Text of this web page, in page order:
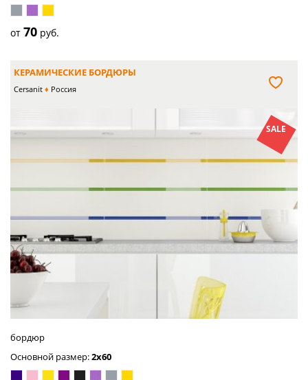
серыйсиреневый
золото
от 70 руб.
КЕРАМИЧЕСКИЕ БОРДЮРЫ
Cersanit Россия
SALE
бордюр
Основной размер:2x60